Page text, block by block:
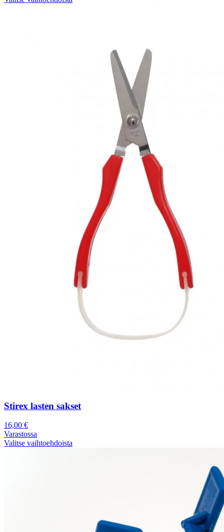
Stirex lasten sakset
16,00 €
Varastossa
Valitse vaihtoehdoista